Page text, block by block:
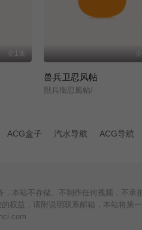
全1集
兽兵卫忍风帖
獣兵衛忍風帖/
ACG盒子 汽水导航 ACG导航
，本站不存储、不制作任何视频，不承
权益，请附说明联系邮箱，本站将第一